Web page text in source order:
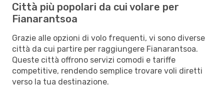
Città più popolari da cui volare per
Fianarantsoa
Grazie alle opzioni di volo frequenti, vi sono diverse
città da cui partire per raggiungere Fianarantsoa.
Queste città offrono servizi comodi e tariffe
competitive, rendendo semplice trovare voli diretti
verso la tua destinazione.